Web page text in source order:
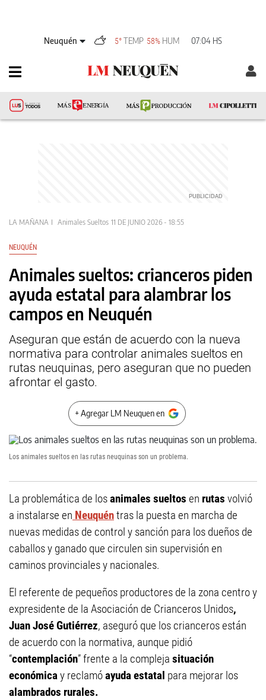
Neuquén 5°TEMP 58% HUM 07:04 HS
LA MAÑANA Animales Sueltos 11 DE JUNIO 2026 - 18:55
NEUQUÉN
Animales sueltos: crianceros piden
ayuda estatal para alambrar los
campos en Neuquén
Aseguran que están de acuerdo con la nueva
normativa para controlar animales sueltos en
rutas neuquinas, pero aseguran que no pueden
afrontar el gasto.
+ Agregar LM Neuquen en
Los animales sueltos en las rutas neuquinas son un problema.
La problemática de losanimales sueltos en rutas volvió
a instalarse en Neuquéntras la puesta en marcha de
nuevas medidas de control y sanción para los dueños de
caballos y ganado que circulen sin supervisión en
caminos provinciales y nacionales.
El referente de pequeños productores de la zona centro y
expresidente de la Asociación de Crianceros Unidos,
Juan José Gutiérrez, aseguró que los crianceros están
de acuerdo con la normativa, aunque pidió
“contemplación” frente a la compleja situación
económicay reclamóayuda estatal para mejorar los
alambrados rurales.